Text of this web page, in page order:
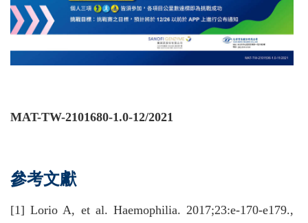
MAT-TW-2101680-1.0-12/2021
參考文獻
[1] Lorio A, et al. Haemophilia. 2017;23:e-170-e179.,